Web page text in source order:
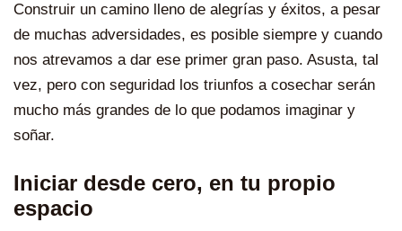
Construir un camino lleno de alegrías y éxitos, a pesar
de muchas adversidades, es posible siempre y cuando
nos atrevamos a dar ese primer gran paso. Asusta, tal
vez, pero con seguridad los triunfos a cosechar serán
mucho más grandes de lo que podamos imaginar y
soñar.
Iniciar desde cero, en tu propio
espacio